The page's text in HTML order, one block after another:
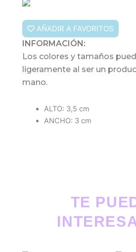
AÑADIR A FAVORITOS
INFORMACIÓN:
Los colores y tamaños
ligeramente al ser un
mano.
ALTO: 3,5 cm
ANCHO: 3 cm
TE